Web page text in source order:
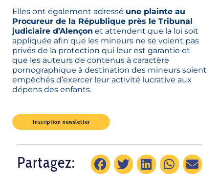
Elles ont également adressé une plainte au
Procureur de la République près le Tribunal
judiciaire d’Alençon et attendent que la loi soit
appliquée afin que les mineurs ne se voient pas
privés de la protection qui leur est garantie et
que les auteurs de contenus à caractère
pornographique à destination des mineurs soient
empêchés d’exercer leur activité lucrative aux
dépens des enfants.
Inscription newsletter
Partagez: